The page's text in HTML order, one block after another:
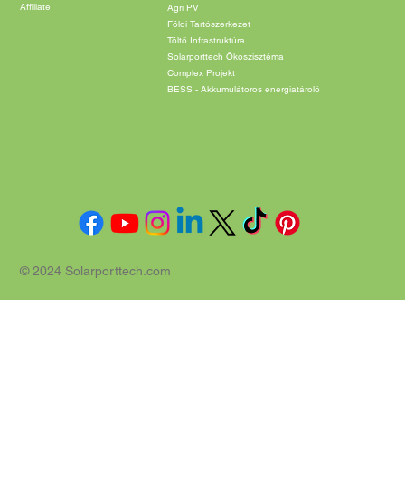
Affiliate
Agri PV
Földi Tartószerkezet
Töltő Infrastruktúra
Solarporttech Ökoszisztéma
Complex Projekt
BESS - Akkumulátoros energiatároló
© 2024 Solarporttech.com